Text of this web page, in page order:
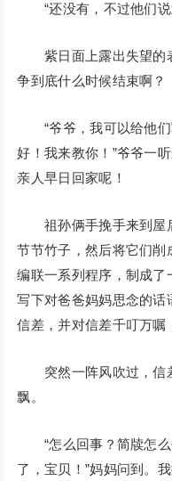
“还没有，不过他们说
紫日面上露出失望的
争到底什么时候结束啊？
“爷爷，我可以给他们
好！我来教你！”爷爷一
亲人早日回家呢！
祖孙俩手挽手来到屋
节节竹子，然后将它们削
编联一系列程序，制成了
写下对爸爸妈妈思念的话
信差，并对信差千叮万嘱
突然一阵风吹过，信
飘。
“怎么回事？简牍怎么
了，宝贝！”妈妈问到。